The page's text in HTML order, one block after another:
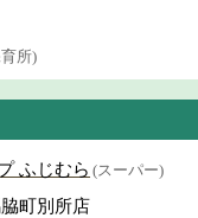
所)
ふじむら (スーパー)
町別所店